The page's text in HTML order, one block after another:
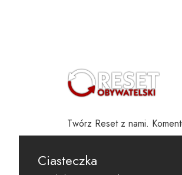
Twórz Reset z nami.
i wspieraj
Ciasteczka